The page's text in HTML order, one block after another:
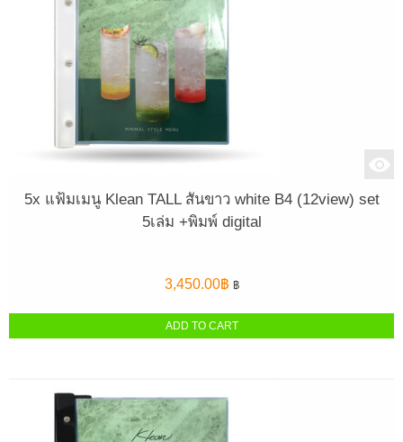
5x แฟ้มเมนู Klean TALL สันขาว white B4 (12view) set
5เล่ม +พิมพ์ digital
3,450.00฿ ฿
ADD TO CART